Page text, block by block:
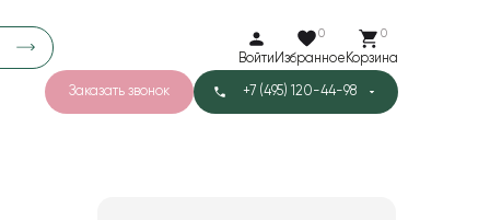
Войти
0
Избранное
0
Корзина
Заказать звонок +7 (495) 120-44-98